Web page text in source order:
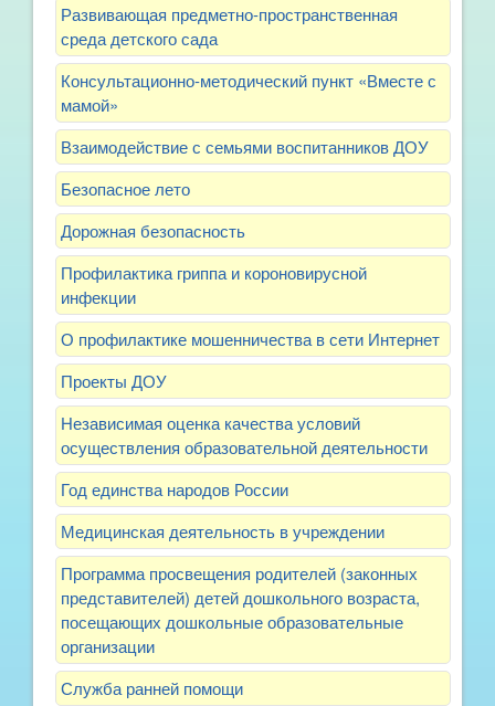
Развивающая предметно-пространственная
среда детского сада
Консультационно-методический пункт «Вместе с
мамой»
Взаимодействие с семьями воспитанников ДОУ
Безопасное лето
Дорожная безопасность
Профилактика гриппа и короновирусной
инфекции
О профилактике мошенничества в сети Интернет
Проекты ДОУ
Независимая оценка качества условий
осуществления образовательной деятельности
Год единства народов России
Медицинская деятельность в учреждении
Программа просвещения родителей (законных
представителей) детей дошкольного возраста,
посещающих дошкольные образовательные
организации
Служба ранней помощи